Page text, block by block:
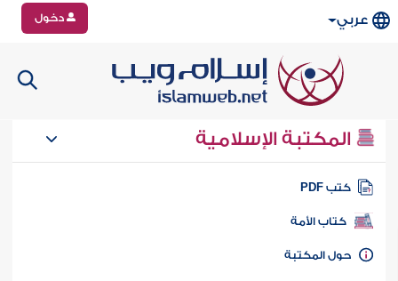
عربي دخول
المكتبة الإسلامية
كتب PDF
كتاب الأمة